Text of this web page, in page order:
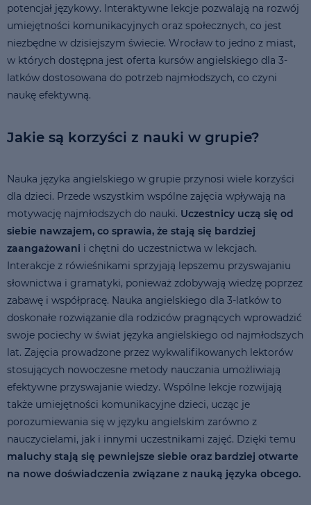
potencjał językowy. Interaktywne lekcje pozwalają na rozwój
umiejętności komunikacyjnych oraz społecznych, co jest
niezbędne w dzisiejszym świecie. Wrocław to jedno z miast,
w których dostępna jest oferta kursów angielskiego dla 3-
latków dostosowana do potrzeb najmłodszych, co czyni
naukę efektywną.
Jakie są korzyści z nauki w grupie?
Nauka języka angielskiego w grupie przynosi wiele korzyści
dla dzieci. Przede wszystkim wspólne zajęcia wpływają na
motywację najmłodszych do nauki. Uczestnicy uczą się od
siebie nawzajem, co sprawia, że stają się bardziej
zaangażowani i chętni do uczestnictwa w lekcjach.
Interakcje z rówieśnikami sprzyjają lepszemu przyswajaniu
słownictwa i gramatyki, ponieważ zdobywają wiedzę poprzez
zabawę i współpracę. Nauka angielskiego dla 3-latków to
doskonałe rozwiązanie dla rodziców pragnących wprowadzić
swoje pociechy w świat języka angielskiego od najmłodszych
lat. Zajęcia prowadzone przez wykwalifikowanych lektorów
stosujących nowoczesne metody nauczania umożliwiają
efektywne przyswajanie wiedzy. Wspólne lekcje rozwijają
także umiejętności komunikacyjne dzieci, ucząc je
porozumiewania się w języku angielskim zarówno z
nauczycielami, jak i innymi uczestnikami zajęć. Dzięki temu
maluchy stają się pewniejsze siebie oraz bardziej otwarte
na nowe doświadczenia związane z nauką języka obcego.